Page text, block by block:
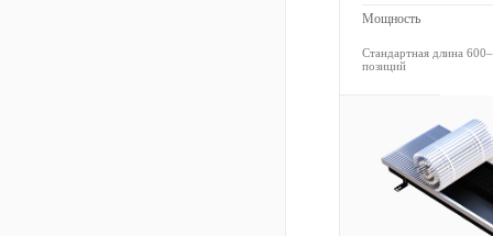
Мощность
Стандартная длина
позиций